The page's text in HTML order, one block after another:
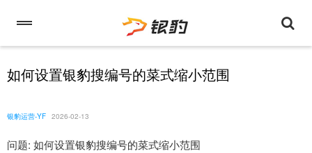
如何设置银豹搜编号的菜式缩小范围
银豹运营-YF 2026-02-13
问题: 如何设置银豹搜编号的菜式缩小范围